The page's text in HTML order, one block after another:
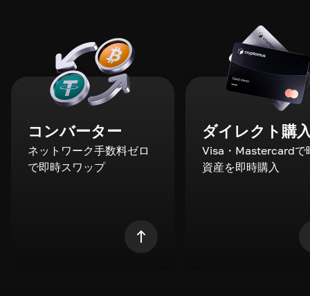
コンバーター
ネットワーク手数料ゼロ
で即時スワップ
ダイレクト購
Visa・Mastercardで
資産を即時購入